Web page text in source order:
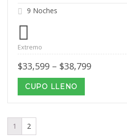
9 Noches
Extremo
$33,599 – $38,799Price
$38,799
CUPO LLENO
1 2